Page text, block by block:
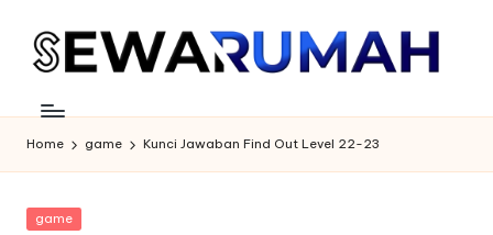
Home game Kunci Jawaban Find Out Level 22-23
Posted
game